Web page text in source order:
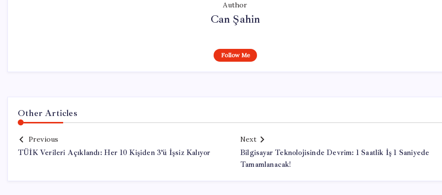
Author
Can Şahin
Follow Me
Other Articles
Previous
TÜİK Verileri Açıklandı: Her 10 Kişiden 3’ü İşsiz Kalıyor
Next
Bilgisayar Teknolojisinde Devrim: 1 Saatlik İş 1 Saniyede
Tamamlanacak!